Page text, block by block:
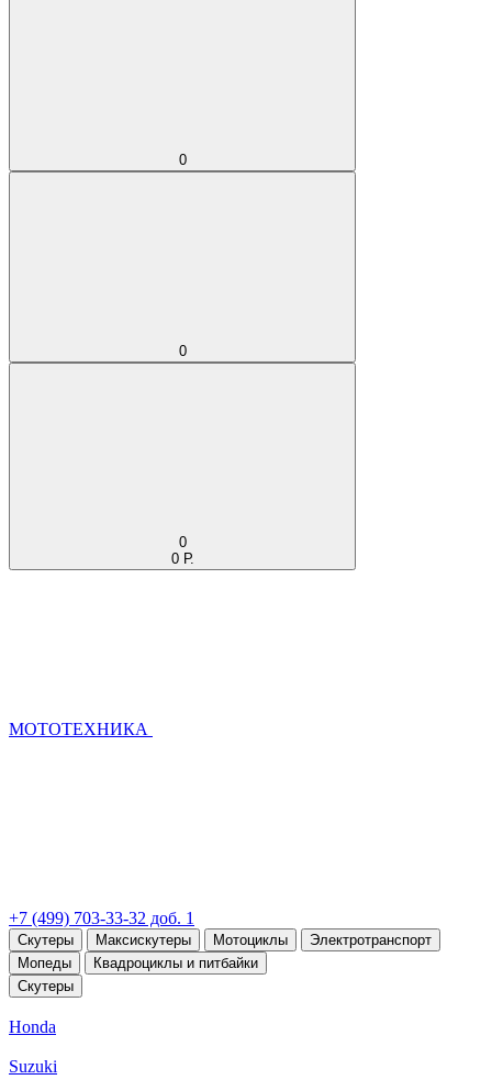
0
0
0
0 Р.
МОТОТЕХНИКА
+7 (499) 703-33-32 доб. 1
Скутеры Максискутеры Мотоциклы
Электротранспорт
Мопеды
Квадроциклы и питбайки
Скутеры
Honda
Suzuki